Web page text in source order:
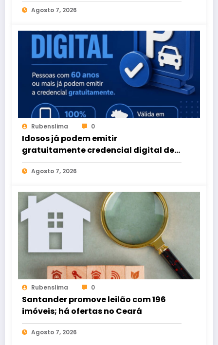
Agosto 7, 2026
Rubenslima 0
Idosos já podem emitir
gratuitamente credencial digital de
estacionamento
Agosto 7, 2026
Rubenslima 0
Santander promove leilão com 196
imóveis; há ofertas no Ceará
Agosto 7, 2026